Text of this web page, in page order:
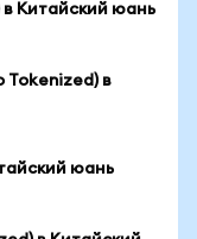
Китайский юань
Tokenized) в
юань